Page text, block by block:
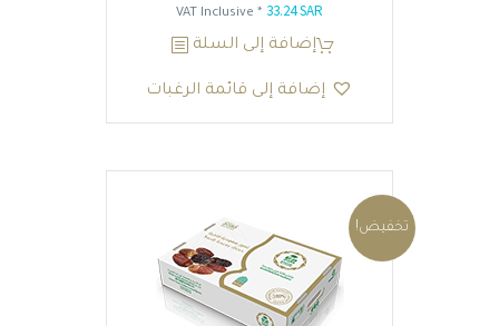
السعر
الأصلي
39.10 SAR.
33.24SAR
السعر
الحالي
33.24 SAR.
* VAT Inclusive
إضافة إلى السلة
إضافة إلى قائمة الرغبات
تخفيض!